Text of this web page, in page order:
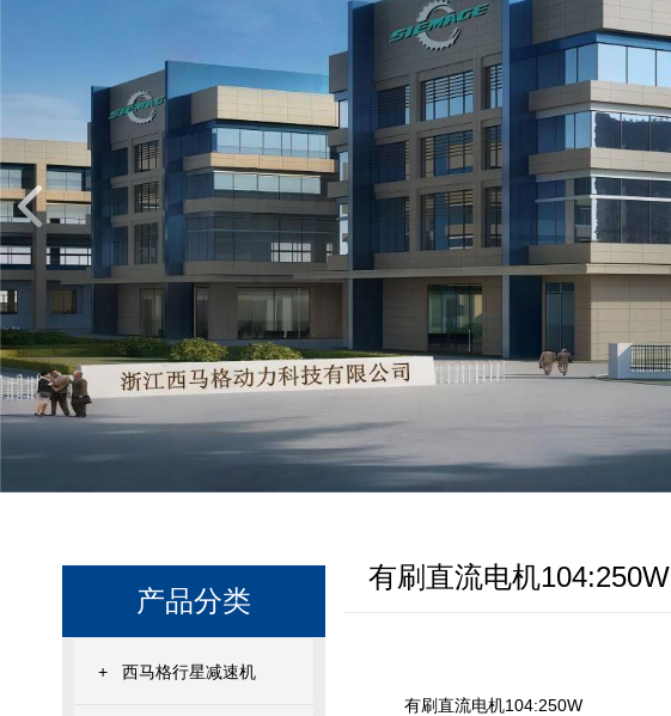
产品分类
+ 西马格行星减速机
有刷直流电机104:250W
有刷直流电机104:250W